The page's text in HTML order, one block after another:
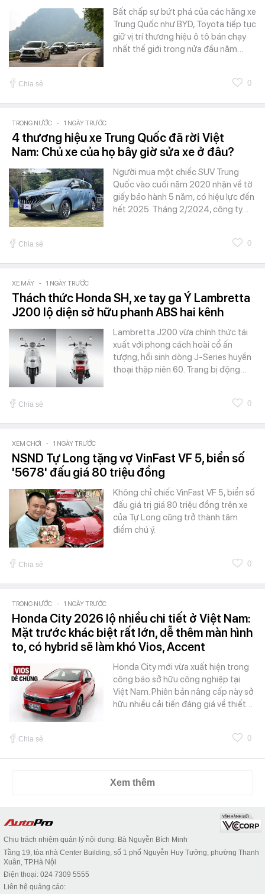
Bất chấp sự bứt phá của các hãng xe
Trung Quốc như BYD, Toyota tiếp tục
giữ vị trí thương hiệu ô tô bán chạy
nhất thế giới trong nửa đầu năm…
Chia sẻ 0
TRONG NƯỚC - 1 NGÀY TRƯỚC
4 thương hiệu xe Trung Quốc đã rời Việt
Nam: Chủ xe của họ bây giờ sửa xe ở đâu?
Người mua một chiếc SUV Trung
Quốc vào cuối năm 2020 nhận về tờ
giấy bảo hành 5 năm, có hiệu lực đến
hết 2025. Tháng 2/2024, công ty…
Chia sẻ 0
XE MÁY - 1 NGÀY TRƯỚC
Thách thức Honda SH, xe tay ga Ý Lambretta
J200 lộ diện sở hữu phanh ABS hai kênh
Lambretta J200 vừa chính thức tái
xuất với phong cách hoài cổ ấn
tượng, hồi sinh dòng J-Series huyền
thoại thập niên 60. Trang bị động…
Chia sẻ 0
XEM CHƠI - 1 NGÀY TRƯỚC
NSND Tự Long tặng vợ VinFast VF 5, biển số
'5678' đấu giá 80 triệu đồng
Không chỉ chiếc VinFast VF 5, biển số
đấu giá trị giá 80 triệu đồng trên xe
của Tự Long cũng trở thành tâm
điểm chú ý.
Chia sẻ 0
TRONG NƯỚC - 1 NGÀY TRƯỚC
Honda City 2026 lộ nhiều chi tiết ở Việt Nam:
Mặt trước khác biệt rất lớn, dễ thêm màn hình
to, có hybrid sẽ làm khó Vios, Accent
Honda City mới vừa xuất hiện trong
công báo sở hữu công nghiệp tại
Việt Nam. Phiên bản nâng cấp này sở
hữu nhiều cải tiến đáng giá về thiết…
Chia sẻ 0
Xem thêm
Chịu trách nhiệm quản lý nội dung: Bà Nguyễn Bích Minh
Tầng 19, tòa nhà Center Building, số 1 phố Nguyễn Huy Tưởng, phường Thanh
Xuân, TP.Hà Nội
Điện thoại: 024 7309 5555
Liên hệ quảng cáo: